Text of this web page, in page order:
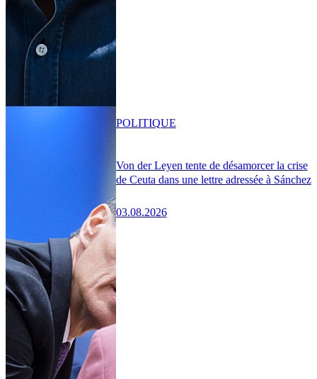
Von der Leyen tente de désamorcer la crise
de Ceuta dans une lettre adressée à Sánchez
03.08.2026
POLITIQUE